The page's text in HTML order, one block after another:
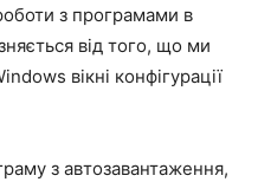
з програмами в
від того, що ми
вікні конфігурації
з автозавантаження,